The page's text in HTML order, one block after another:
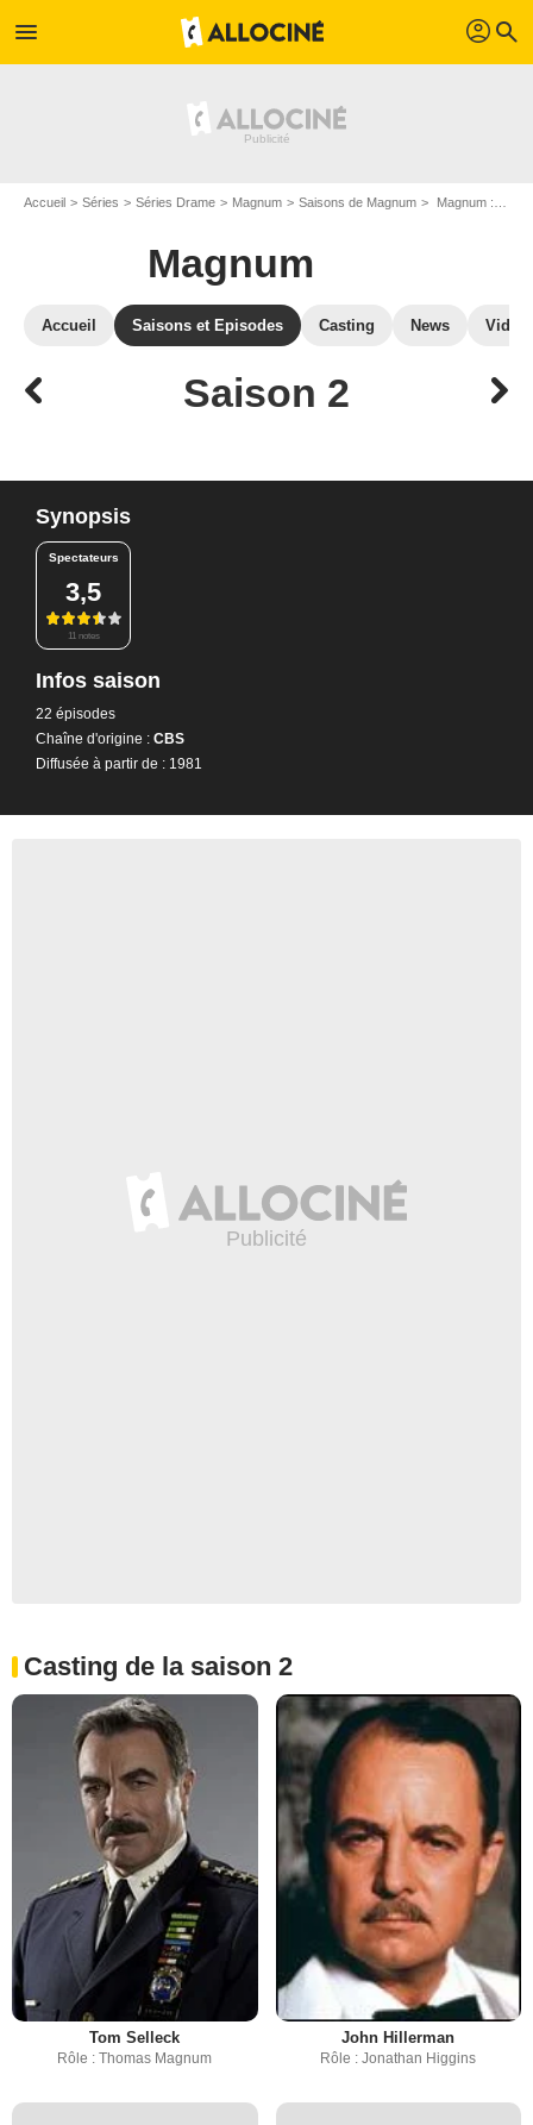
menu profil search
Accueil Séries Séries Drame Magnum Saisons de Magnum Magnum : Episodes de la saison 2
Magnum
Accueil Saisons et Episodes Casting News
Saison 2
Synopsis
Spectateurs
3,5
11 notes
Infos saison
22 épisodes
Chaîne d'origine : CBS
Diffusée à partir de : 1981
Casting de la saison 2
Tom Selleck
Rôle : Thomas Magnum
John Hillerman
Rôle : Jonathan Higgins